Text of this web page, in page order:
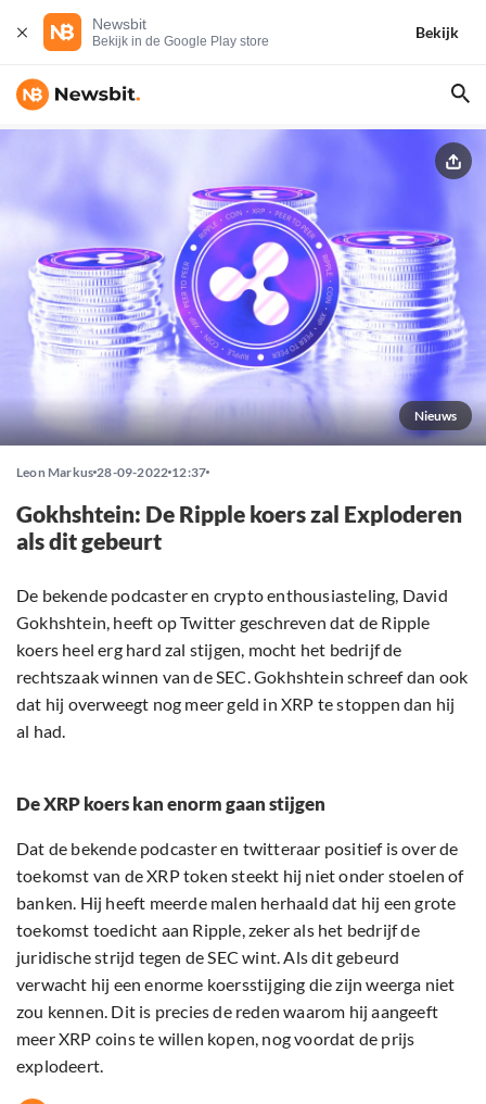
Newsbit
Bekijk in de Google Play store
Bekijk
Nieuws
Leon Markus 28-09-2022 12:37
Gokhshtein: De Ripple koers zal Exploderen
als dit gebeurt
De bekende podcaster en crypto enthousiasteling, David
Gokhshtein, heeft op Twitter geschreven dat de Ripple
koers heel erg hard zal stijgen, mocht het bedrijf de
rechtszaak winnen van de SEC. Gokhshtein schreef dan ook
dat hij overweegt nog meer geld in XRP te stoppen dan hij
al had.
De XRP koers kan enorm gaan stijgen
Dat de bekende podcaster en twitteraar positief is over de
toekomst van de XRP token steekt hij niet onder stoelen of
banken. Hij heeft meerde malen herhaald dat hij een grote
toekomst toedicht aan Ripple, zeker als het bedrijf de
juridische strijd tegen de SEC wint. Als dit gebeurd
verwacht hij een enorme koersstijging die zijn weerga niet
zou kennen. Dit is precies de reden waarom hij aangeeft
meer XRP coins te willen kopen, nog voordat de prijs
explodeert.